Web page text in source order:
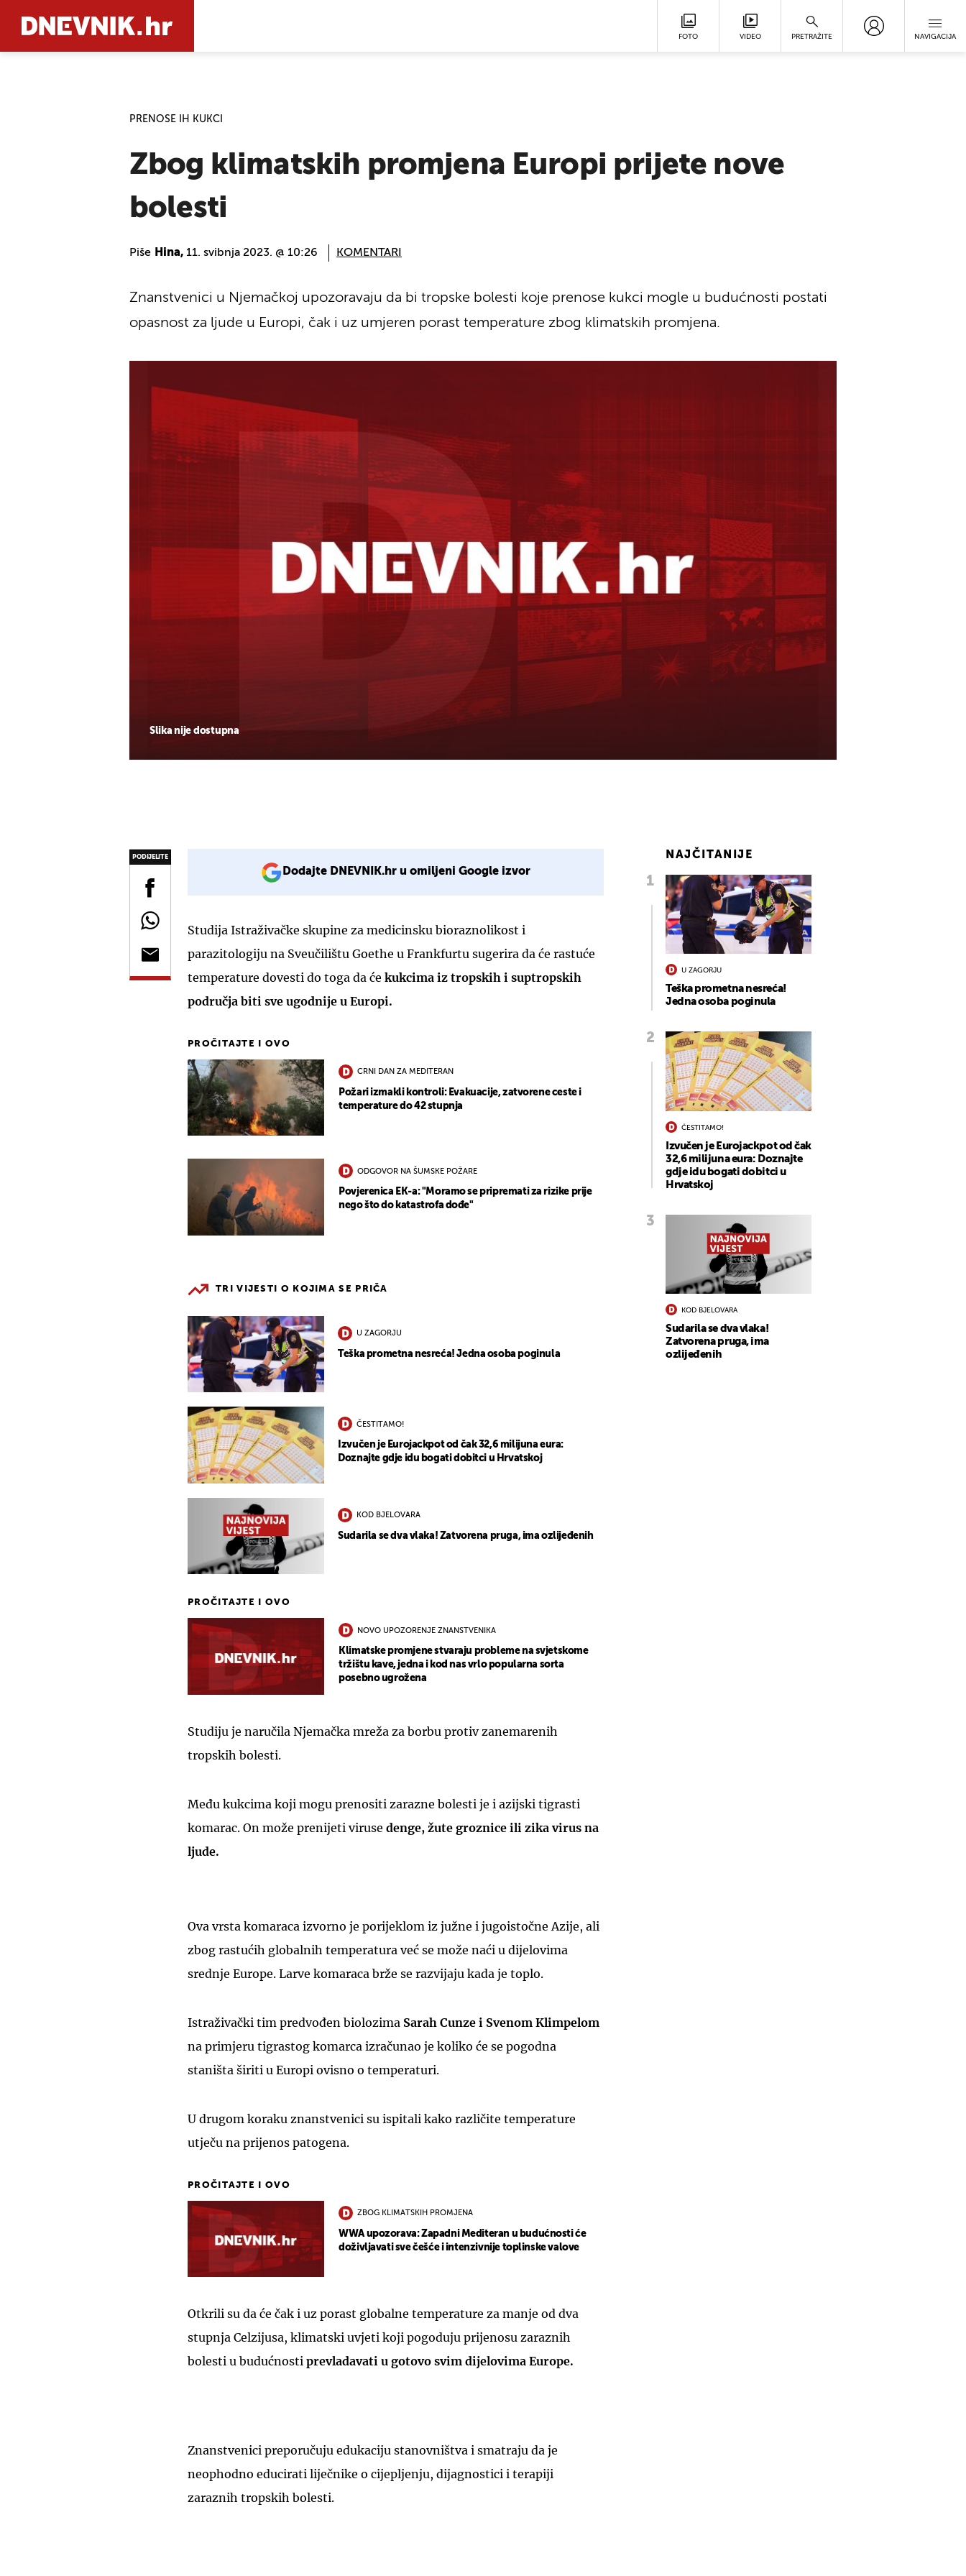
FOTO VIDEO PRETRAŽITE NAVIGACIJA
PRENOSE IH KUKCI
Zbog klimatskih promjena Europi prijete nove
bolesti
Piše Hina, 11. svibnja 2023. @ 10:26 KOMENTARI
Slika nije dostupna
Znanstvenici u Njemačkoj upozoravaju da bi tropske bolesti koje prenose kukci mogle u budućnosti postati
opasnost za ljude u Europi, čak i uz umjeren porast temperature zbog klimatskih promjena.
PODIJELITE
Dodajte DNEVNIK.hr u omiljeni Google izvor
Studija Istraživačke skupine za medicinsku bioraznolikost i
parazitologiju na Sveučilištu Goethe u Frankfurtu sugerira da će rastuće
temperature dovesti do toga da će kukcima iz tropskih i suptropskih
područja biti sve ugodnije u Europi.
PROČITAJTE I OVO
CRNI DAN ZA MEDITERAN
Požari izmakli kontroli: Evakuacije, zatvorene ceste i
temperature do 42 stupnja
ODGOVOR NA ŠUMSKE POŽARE
Povjerenica EK-a: "Moramo se pripremati za rizike prije
nego što do katastrofa dođe"
TRI VIJESTI O KOJIMA SE PRIČA
U ZAGORJU
Teška prometna nesreća! Jedna osoba poginula
ČESTITAMO!
Izvučen je Eurojackpot od čak 32,6 milijuna eura:
Doznajte gdje idu bogati dobitci u Hrvatskoj
KOD BJELOVARA
Sudarila se dva vlaka! Zatvorena pruga, ima ozlijeđenih
PROČITAJTE I OVO
NOVO UPOZORENJE ZNANSTVENIKA
Klimatske promjene stvaraju probleme na svjetskome
tržištu kave, jedna i kod nas vrlo popularna sorta
posebno ugrožena
Studiju je naručila Njemačka mreža za borbu protiv zanemarenih
tropskih bolesti.
Među kukcima koji mogu prenositi zarazne bolesti je i azijski tigrasti
komarac. On može prenijeti viruse denge, žute groznice ili zika virus na
ljude.
Ova vrsta komaraca izvorno je porijeklom iz južne i jugoistočne Azije, ali
zbog rastućih globalnih temperatura već se može naći u dijelovima
srednje Europe. Larve komaraca brže se razvijaju kada je toplo.
Istraživački tim predvođen biolozima Sarah Cunze i Svenom Klimpelom
na primjeru tigrastog komarca izračunao je koliko će se pogodna
staništa širiti u Europi ovisno o temperaturi.
U drugom koraku znanstvenici su ispitali kako različite temperature
utječu na prijenos patogena.
PROČITAJTE I OVO
ZBOG KLIMATSKIH PROMJENA
WWA upozorava: Zapadni Mediteran u budućnosti će
doživljavati sve češće i intenzivnije toplinske valove
Otkrili su da će čak i uz porast globalne temperature za manje od dva
stupnja Celzijusa, klimatski uvjeti koji pogoduju prijenosu zaraznih
bolesti u budućnosti prevladavati u gotovo svim dijelovima Europe.
Znanstvenici preporučuju edukaciju stanovništva i smatraju da je
neophodno educirati liječnike o cijepljenju, dijagnostici i terapiji
zaraznih tropskih bolesti.
NAJČITANIJE
U ZAGORJU
Teška prometna nesreća!
Jedna osoba poginula
ČESTITAMO!
Izvučen je Eurojackpot od čak
32,6 milijuna eura: Doznajte
gdje idu bogati dobitci u
Hrvatskoj
KOD BJELOVARA
Sudarila se dva vlaka!
Zatvorena pruga, ima
ozlijeđenih
UKLJUČITE NOTIFIKACIJE